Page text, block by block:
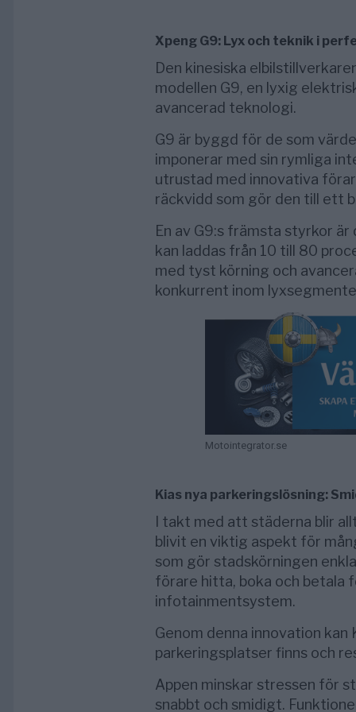
Xpeng G9: Lyx och teknik i
Den kinesiska
modellen G9, en lyxig
avancerad teknologi.
G9 är byggd för de som
imponerar med sin rymliga
utrustad med innovativa
räckvidd som gör den till ett
En av G9:s främsta styrkor
kan laddas från 10 till 80
med tyst körning och
konkurrent inom
Motointegrator.se
Kias nya parkeringslösning:
I takt med att städerna blir
blivit en viktig aspekt för
som gör stadskörningen
förare hitta, boka och betala
infotainmentsystem.
Genom denna innovation
parkeringsplatser finns och
Appen minskar stressen för
snabbt och smidigt.